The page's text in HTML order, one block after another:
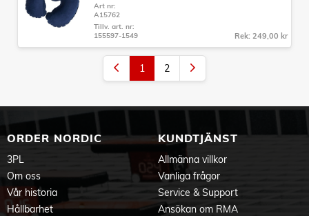
Art nr:
A15762
Tillv. art. nr:
155597-1549
Rek: 249,00 kr
1 2
ORDER NORDIC
3PL
Om oss
Vår historia
Hållbarhet
KUNDTJÄNST
Allmänna villkor
Vanliga frågor
Service & Support
Ansökan om RMA